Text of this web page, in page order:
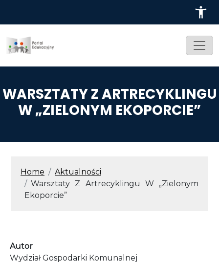
WARSZTATY Z ARTRECYKLINGU
W „ZIELONYM EKOPORCIE”
ŚCIEŻKA NAWIGACYJNA
Home
Aktualności
Warsztaty Z Artrecyklingu W „Zielonym
Ekoporcie”
Autor
Wydział Gospodarki Komunalnej